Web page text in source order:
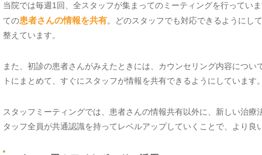
当院では毎週1回、全スタッフが集まってのミーティングを行ってい
ての患者さんの情報を共有。どのスタッフでも対応できるようにし
整えています。
また、初診の患者さんがみえたときには、カウンセリング内容につ
トにまとめて、すぐにスタッフが情報を共有できるようにしています
スタッフミーティングでは、患者さんの情報共有以外に、新しい治
タッフ全員が共通認識を持ってレベルアップしていくことで、より